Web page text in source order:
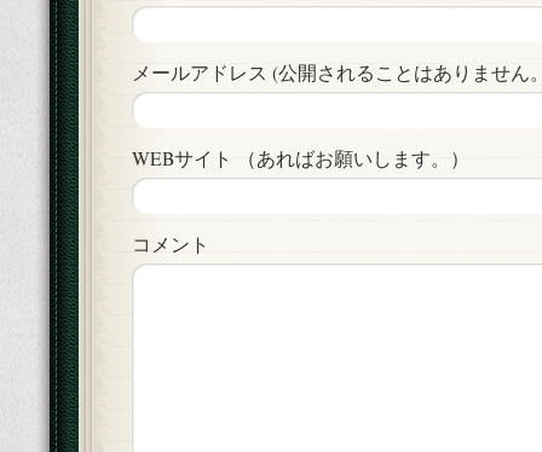
メールアドレス (公開されることはありません
WEBサイト （あればお願いします。）
コメント